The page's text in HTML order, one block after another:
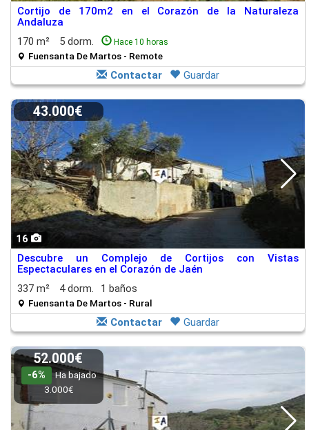
Cortijo de 170m2 en el Corazón de la Naturaleza
Andaluza
170 m²
5 dorm. Hace 10 horas
Fuensanta De Martos - Remote
Contactar Guardar
16
43.000€
Descubre un Complejo de Cortijos con Vistas
Espectaculares en el Corazón de Jaén
337 m²
4 dorm. 1 baños
Fuensanta De Martos - Rural
Contactar Guardar
52.000€
-6%
Ha bajado
3.000€